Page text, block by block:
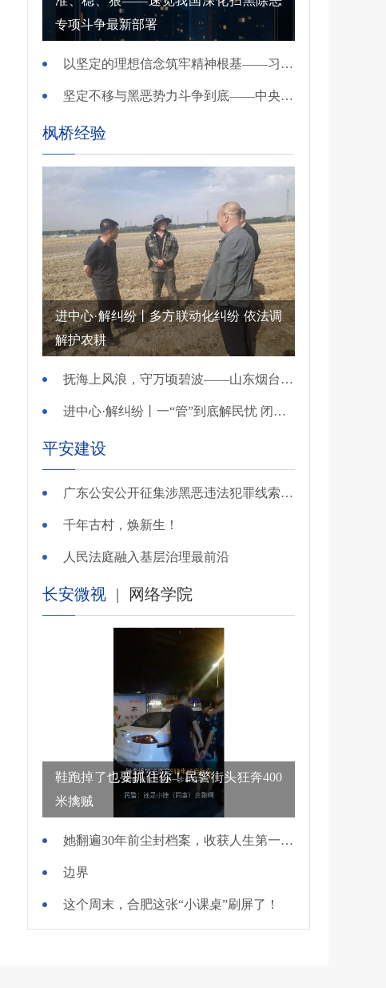
专项斗争最新部署
以坚定的理想信念筑牢精神根基——习近平党建思想理论品格系列述评之一
坚定不移与黑恶势力斗争到底——中央政法委负责同志就开展深化扫黑除恶专项斗争有关问题答记者问
枫桥经验
进中心·解纠纷丨多方联动化纠纷 依法调
解护农耕
抚海上风浪，守万顷碧波——山东烟台把矛盾化解在微澜未起时
进中心·解纠纷丨一“管”到底解民忧 闭环调处化纠纷
平安建设
广东公安公开征集涉黑恶违法犯罪线索，26个举报电话公布
千年古村，焕新生！
人民法庭融入基层治理最前沿
长安微视 | 网络学院
鞋跑掉了也要抓住你！民警街头狂奔400
米擒贼
她翻遍30年前尘封档案，收获人生第一面锦旗
边界
这个周末，合肥这张“小课桌”刷屏了！